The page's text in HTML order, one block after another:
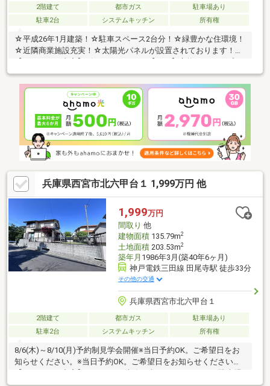
2階建て 都市ガス
駐車場あり
駐車2台
システムキッチン 所有権
☆平成26年1月建築！☆駐車スペース2台分！☆緑豊かな住環境！
☆近隣商業施設充実！☆太陽光パネルが設置されております！
ドレッサ交換 ウォシュレット【1階・2階】交換 TVインターホ
ン交換 洋室シャワー水栓交換 フロアタイル施工【LDK】 CF
施工【洗面台・トイレ（1階・2階）】 クロス張替 □畳表替 襖
張替 □障子張替 ハウスクリーニング◆自己資金0円 諸費用もロ
ーンでOK (^^)/◆ローンのご相談はお任せください(^^)/◆内覧の
ご連絡はお気軽にお問い合わせください♪・無料送迎サービス有・
兵庫県西宮市北六甲台１ 1,999万円 他
1,999万円
間取り 他
建物面積135.79m2
土地面積203.53m2
築年月 1986年3月(築40年6ヶ月)
神戸電鉄三田線 田尾寺駅 徒歩33分
その他の交通
兵庫県西宮市北六甲台１
2階建て 都市ガス
駐車場あり
駐車2台
システムキッチン 所有権
8/6(木)～8/10(月)予約制見学会開催※当日予約OK。ご希望日をお
知らせください。※当日予約OK。ご希望日をお知らせください。